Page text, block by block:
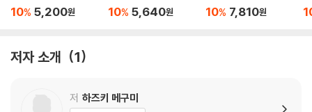
10% 5,200원 10% 5,640원 10% 7,810원
저자 소개 1
저 하즈키 메구미